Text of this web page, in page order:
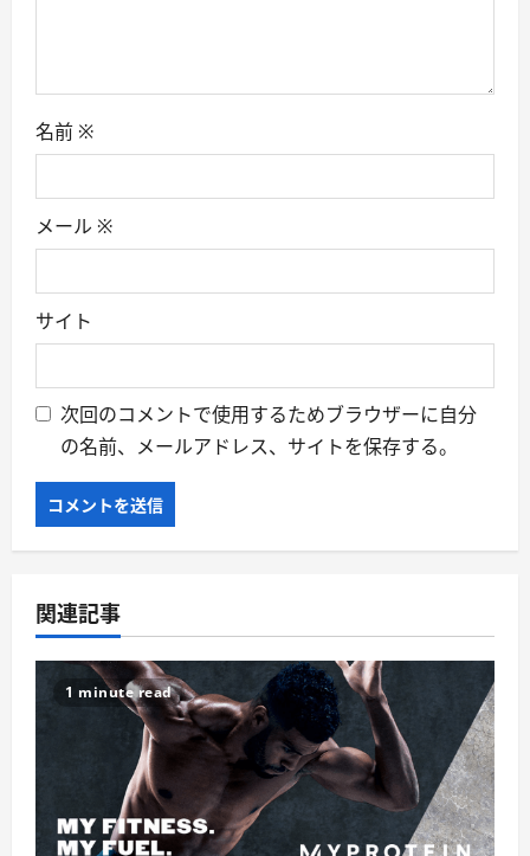
名前 ※
メール ※
サイト
次回のコメントで使用するためブラウザーに自分
の名前、メールアドレス、サイトを保存する。
関連記事
1 minute read